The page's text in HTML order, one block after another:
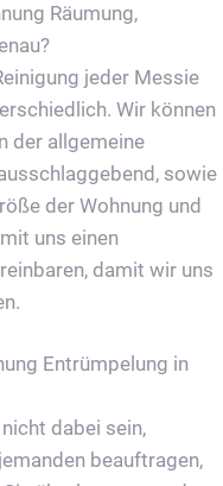
Räumung,
jeder Messie
Wir können
der allgemeine
sowie
der Wohnung und
uns einen
damit wir uns
Entrümpelung in
dabei sein,
beauftragen,